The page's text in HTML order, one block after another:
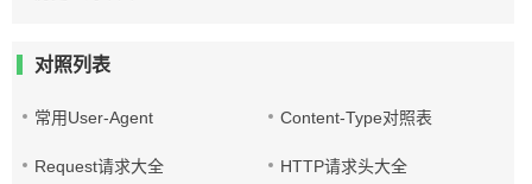
对照列表
常用User-Agent Content-Type对照表
Request请求大全 HTTP请求头大全